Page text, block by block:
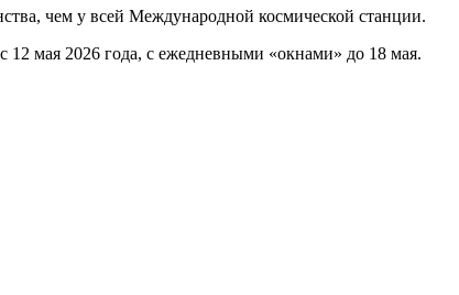
чем у всей Международной космической станции.
12 мая 2026 года, с ежедневными «окнами» до 18 мая.